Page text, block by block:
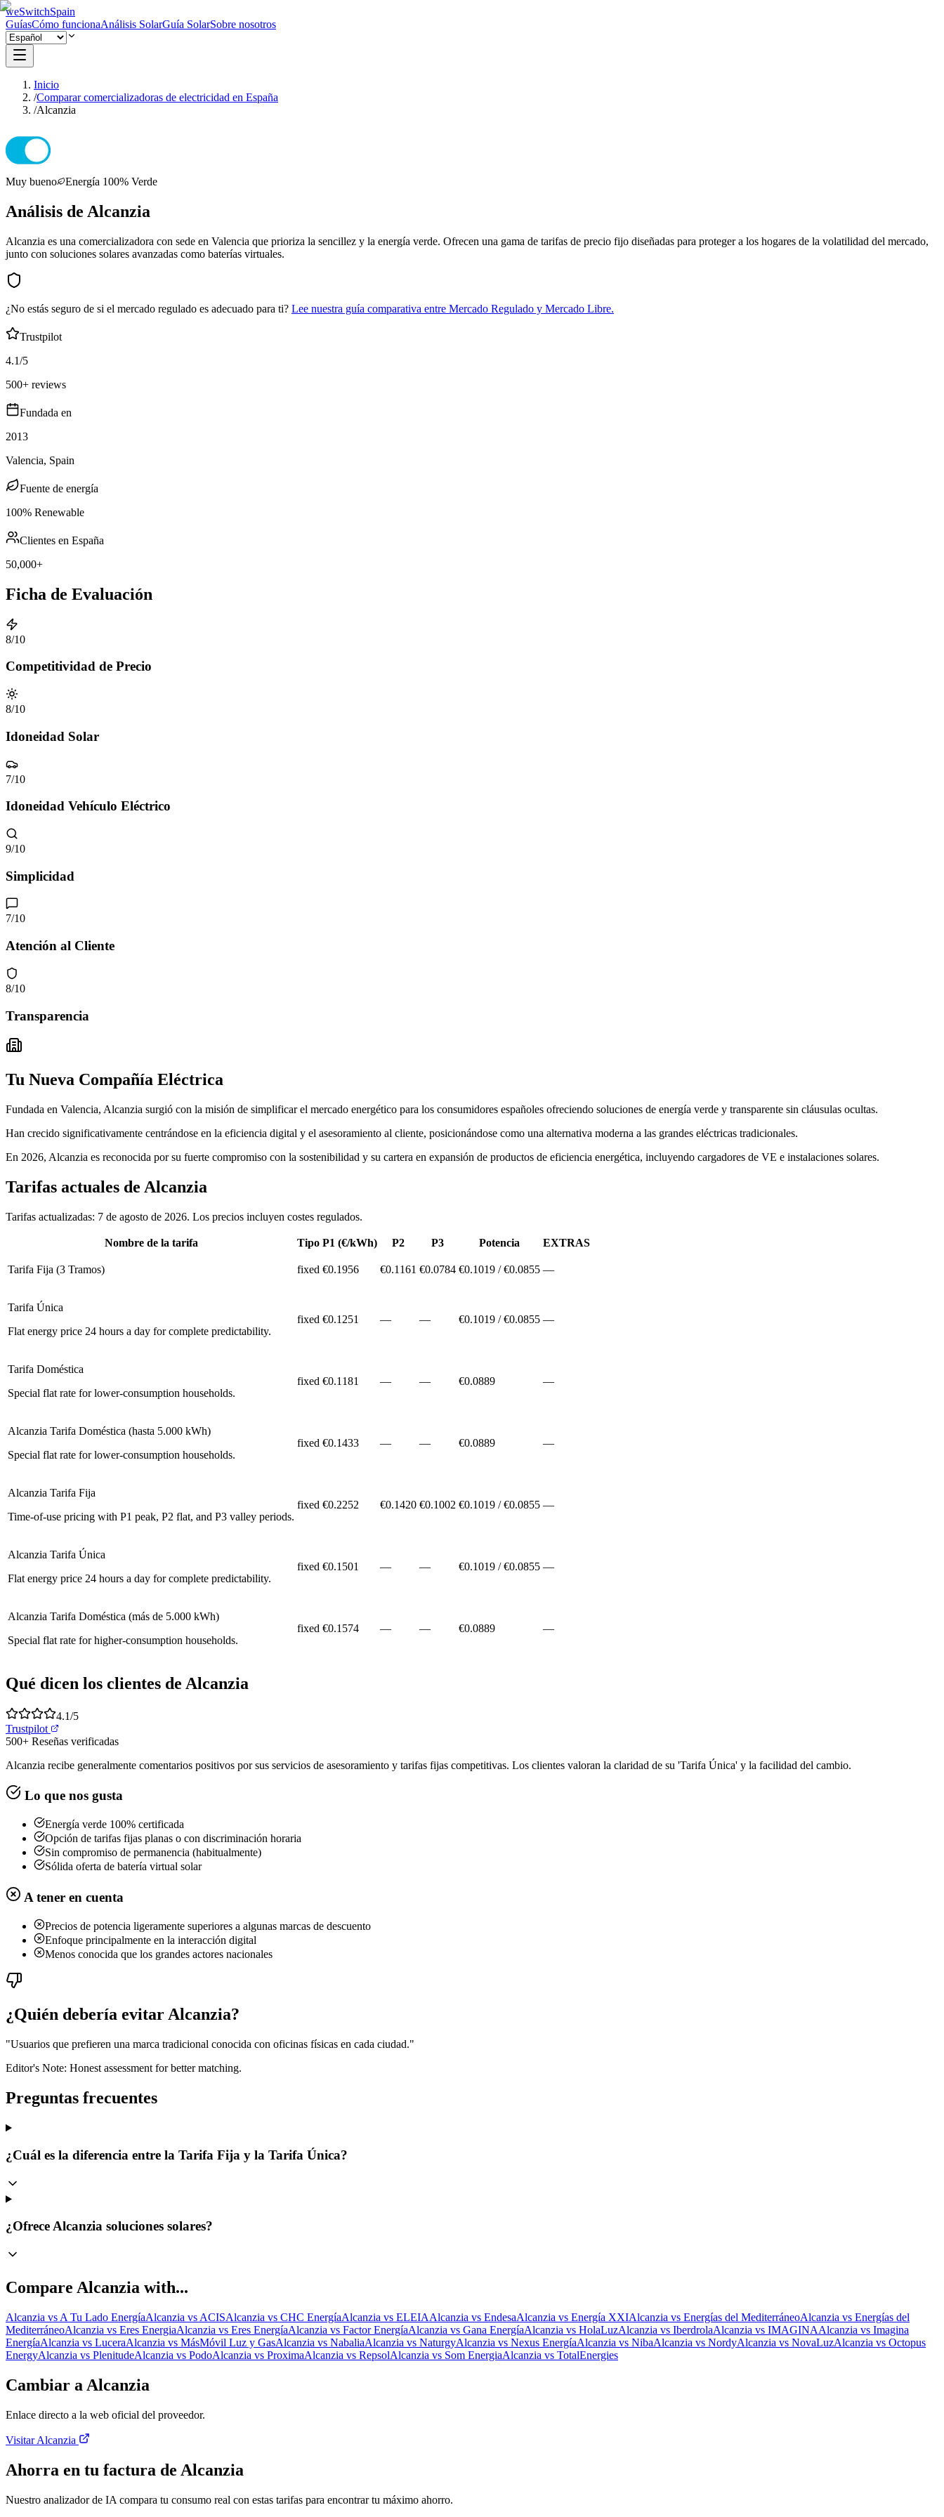
weSwitchSpain
GuíasCómo funcionaAnálisis SolarGuía SolarSobre nosotros
Inicio
/Comparar comercializadoras de electricidad en España
/Alcanzia
Muy bueno Energía 100% Verde
Análisis de Alcanzia
Alcanzia es una comercializadora con sede en Valencia que prioriza la sencillez y la energía verde. Ofrecen una gama de tarifas de precio fijo diseñadas para proteger a los hogares de la volatilidad del mercado,
junto con soluciones solares avanzadas como baterías virtuales.
¿No estás seguro de si el mercado regulado es adecuado para ti? Lee nuestra guía comparativa entre Mercado Regulado y Mercado Libre.
Trustpilot
4.1/5
500+ reviews
Fundada en
2013
Valencia, Spain
Fuente de energía
100% Renewable
Clientes en España
50,000+
Ficha de Evaluación
8/10
Competitividad de Precio
8/10
Idoneidad Solar
7/10
Idoneidad Vehículo Eléctrico
9/10
Simplicidad
7/10
Atención al Cliente
8/10
Transparencia
Tu Nueva Compañía Eléctrica
Fundada en Valencia, Alcanzia surgió con la misión de simplificar el mercado energético para los consumidores españoles ofreciendo soluciones de energía verde y transparente sin cláusulas ocultas.
Han crecido significativamente centrándose en la eficiencia digital y el asesoramiento al cliente, posicionándose como una alternativa moderna a las grandes eléctricas tradicionales.
En 2026, Alcanzia es reconocida por su fuerte compromiso con la sostenibilidad y su cartera en expansión de productos de eficiencia energética, incluyendo cargadores de VE e instalaciones solares.
Tarifas actuales de Alcanzia
Tarifas actualizadas: 7 de agosto de 2026. Los precios incluyen costes regulados.
Nombre de la tarifa Tipo P1 (€/kWh) P2 P3 Potencia EXTRAS
Tarifa Fija (3 Tramos) fixed €0.1956 €0.1161 €0.0784 €0.1019 / €0.0855 —
Tarifa Única
Flat energy price 24 hours a day for complete predictability.
fixed €0.1251 — — €0.1019 / €0.0855 —
Tarifa Doméstica
Special flat rate for lower-consumption households.
fixed €0.1181 — — €0.0889 —
Alcanzia Tarifa Doméstica (hasta 5.000 kWh)
Special flat rate for lower-consumption households.
fixed €0.1433 — — €0.0889 —
Alcanzia Tarifa Fija
Time-of-use pricing with P1 peak, P2 flat, and P3 valley periods.
fixed €0.2252 €0.1420 €0.1002 €0.1019 / €0.0855 —
Alcanzia Tarifa Única
Flat energy price 24 hours a day for complete predictability.
fixed €0.1501 — — €0.1019 / €0.0855 —
Alcanzia Tarifa Doméstica (más de 5.000 kWh)
Special flat rate for higher-consumption households.
fixed €0.1574 — — €0.0889 —
Qué dicen los clientes de Alcanzia
4.1/5
Trustpilot
500+ Reseñas verificadas
Alcanzia recibe generalmente comentarios positivos por sus servicios de asesoramiento y tarifas fijas competitivas. Los clientes valoran la claridad de su 'Tarifa Única' y la facilidad del cambio.
Lo que nos gusta
Energía verde 100% certificada
Opción de tarifas fijas planas o con discriminación horaria
Sin compromiso de permanencia (habitualmente)
Sólida oferta de batería virtual solar
A tener en cuenta
Precios de potencia ligeramente superiores a algunas marcas de descuento
Enfoque principalmente en la interacción digital
Menos conocida que los grandes actores nacionales
¿Quién debería evitar Alcanzia?
"Usuarios que prefieren una marca tradicional conocida con oficinas físicas en cada ciudad."
Editor's Note: Honest assessment for better matching.
Preguntas frecuentes
¿Cuál es la diferencia entre la Tarifa Fija y la Tarifa Única?
¿Ofrece Alcanzia soluciones solares?
Compare Alcanzia with...
Alcanzia vs A Tu Lado EnergíaAlcanzia vs ACISAlcanzia vs CHC EnergíaAlcanzia vs ELEIAAlcanzia vs EndesaAlcanzia vs Energía XXIAlcanzia vs Energías del MediterráneoAlcanzia vs Energías del
MediterráneoAlcanzia vs Eres EnergiaAlcanzia vs Eres EnergíaAlcanzia vs Factor EnergíaAlcanzia vs Gana EnergíaAlcanzia vs HolaLuzAlcanzia vs IberdrolaAlcanzia vs IMAGINAAlcanzia vs Imagina
EnergíaAlcanzia vs LuceraAlcanzia vs MásMóvil Luz y GasAlcanzia vs NabaliaAlcanzia vs NaturgyAlcanzia vs Nexus EnergíaAlcanzia vs NibaAlcanzia vs NordyAlcanzia vs NovaLuzAlcanzia vs Octopus
EnergyAlcanzia vs PlenitudeAlcanzia vs PodoAlcanzia vs ProximaAlcanzia vs RepsolAlcanzia vs Som EnergiaAlcanzia vs TotalEnergies
Cambiar a Alcanzia
Enlace directo a la web oficial del proveedor.
Visitar Alcanzia
Ahorra en tu factura de Alcanzia
Nuestro analizador de IA compara tu consumo real con estas tarifas para encontrar tu máximo ahorro.